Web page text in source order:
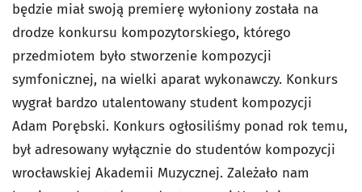
będzie miał swoją premierę wyłoniony została na
drodze konkursu kompozytorskiego, którego
przedmiotem było stworzenie kompozycji
symfonicznej, na wielki aparat wykonawczy. Konkurs
wygrał bardzo utalentowany student kompozycji
Adam Porębski. Konkurs ogłosiliśmy ponad rok temu,
był adresowany wyłącznie do studentów kompozycji
wrocławskiej Akademii Muzycznej. Zależało nam